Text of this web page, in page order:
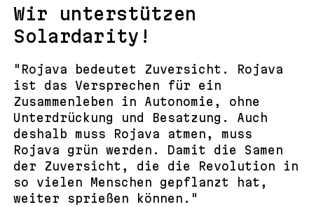
Wir unterstützen
Solardarity!
"Rojava bedeutet Zuversicht. Rojava
ist das Versprechen für ein
Zusammenleben in Autonomie, ohne
Unterdrückung und Besatzung. Auch
deshalb muss Rojava atmen, muss
Rojava grün werden. Damit die Samen
der Zuversicht, die die Revolution in
so vielen Menschen gepflanzt hat,
weiter sprießen können."